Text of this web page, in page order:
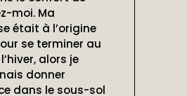
moi. Ma
était à l’origine
se terminer au
alors je
donner
dans le sous-sol